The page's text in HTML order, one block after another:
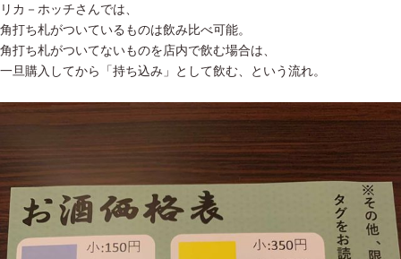
リカ－ホッチさんでは、
角打ち札がついているものは飲み比べ可能。
角打ち札がついてないものを店内で飲む場合は、
一旦購入してから「持ち込み」として飲む、という流れ。